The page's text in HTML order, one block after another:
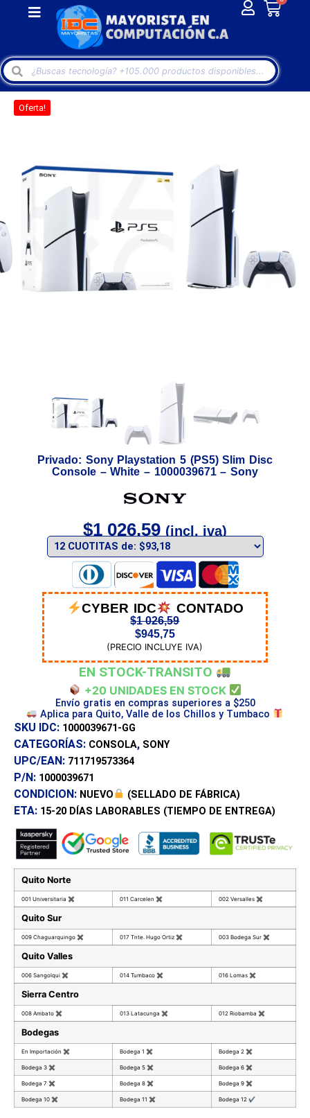
Oferta!
Privado: Sony Playstation 5 (PS5) Slim Disc
Console – White – 1000039671 – Sony
$1 026,59 (incl. iva)
CYBER IDC CONTADO
$1 026,59
$945,75
(PRECIO INCLUYE IVA)
EN STOCK-TRANSITO
+20 UNIDADES EN STOCK
Envío gratis en compras superiores a $250
Aplica para Quito, Valle de los Chillos y Tumbaco
SKU IDC: 1000039671-GG
CATEGORÍAS: CONSOLA, SONY
UPC/EAN: 711719573364
P/N: 1000039671
CONDICION: NUEVO (SELLADO DE FÁBRICA)
ETA: 15-20 DÍAS LABORABLES (TIEMPO DE ENTREGA)
Quito Norte
001 Universitaria ✖ 011 Carcelen ✖ 002 Versalles ✖
Quito Sur
009 Chaguarquingo ✖ 017 Tnte. Hugo Ortiz ✖ 003 Bodega Sur ✖
Quito Valles
006 Sangolqui ✖ 014 Tumbaco ✖ 016 Lomas ✖
Sierra Centro
008 Ambato ✖ 013 Latacunga ✖ 012 Riobamba ✖
Bodegas
En Importación ✖ Bodega 1 ✖ Bodega 2 ✖
Bodega 3 ✖ Bodega 5 ✖ Bodega 6 ✖
Bodega 7 ✖ Bodega 8 ✖ Bodega 9 ✖
Bodega 10 ✖ Bodega 11 ✖ Bodega 12 ✔